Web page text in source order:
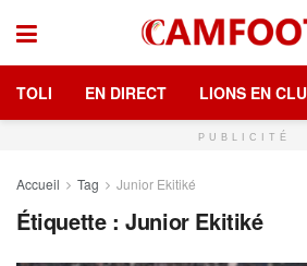
TOLI EN DIRECT LIONS EN
PUBLICITÉ
Accueil Tag Junior Ekitiké
Étiquette :Junior Ekitiké